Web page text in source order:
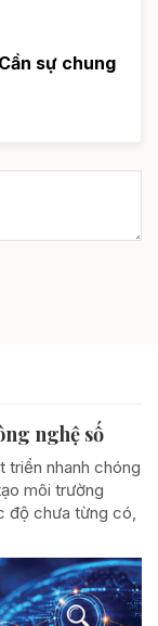
sự chung
nghệ số
triển nhanh chóng
môi trường
độ chưa từng có,